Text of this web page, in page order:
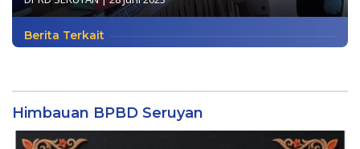
Berita Terkait
Himbauan BPBD Seruyan